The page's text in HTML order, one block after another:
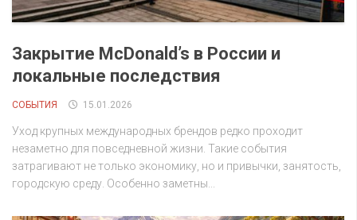
Закрытие McDonald’s в России и
локальные последствия
СОБЫТИЯ 15.01.2026
Уход крупных международных брендов редко проходит
незаметно для повседневной жизни. Такие события
затрагивают не только экономику, но и привычки, занятость,
городскую среду. Особенно заметны...